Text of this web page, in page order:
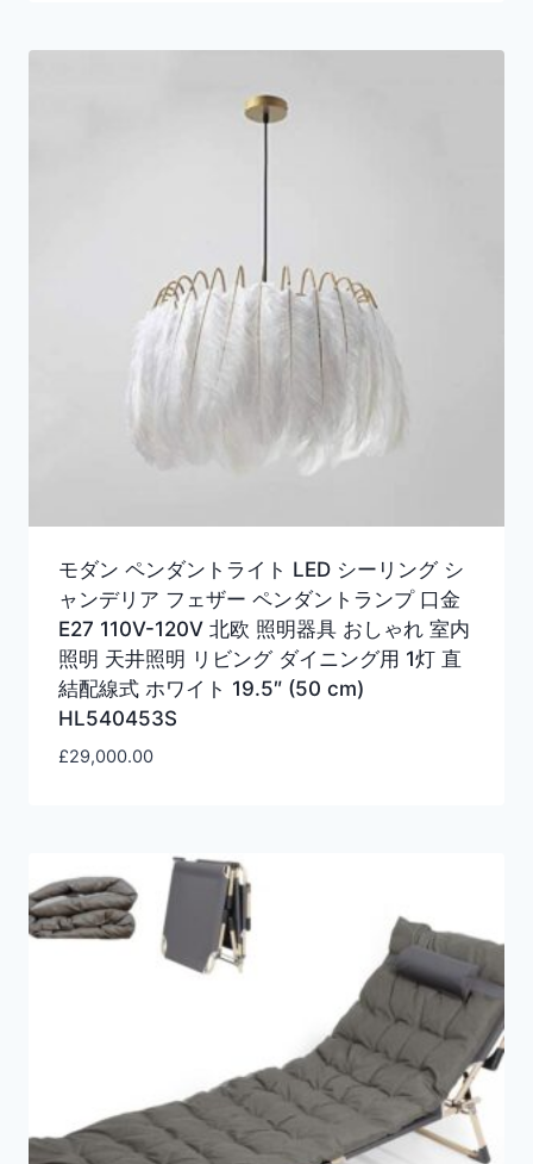
モダン ペンダントライト LED シーリング シ
ャンデリア フェザー ペンダントランプ 口金
E27 110V-120V 北欧 照明器具 おしゃれ 室内
照明 天井照明 リビング ダイニング用 1灯 直
結配線式 ホワイト 19.5″ (50 cm)
HL540453S
£29,000.00